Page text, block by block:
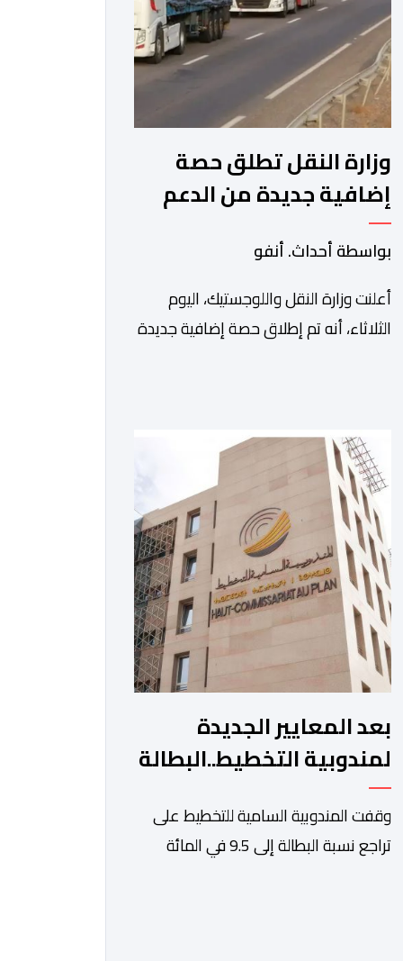
المستمر في كلفة العملية النقلية، حيث
[…]
وزارة النقل تطلق حصة
إضافية جديدة من الدعم
الاستثنائي المباشر
لمهنيي النقل الطرقي
للأشخاص والبضائع
بواسطة أحداث. أنفو
أعلنت وزارة النقل واللوجستيك، اليوم
الثلاثاء، أنه تم إطلاق حصة إضافية جديدة
2026. وأوضحت الوزارة، في بلاغ، أنه “في
إطار الإجراءات المواكبة المتخذة من لدن
الحكومة لفائدة مهنيي قطاع النقل
الطرقي ببلادنا، الرامية إلى الحد من آثار
استمرارية […]
بعد المعايير الجديدة
لمندوبية التخطيط..البطالة
تنخفض إلى 9.5 في المائة
وقفت المندوبية السامية للتخطيط على
تراجع نسبة البطالة إلى 9.5 في المائة